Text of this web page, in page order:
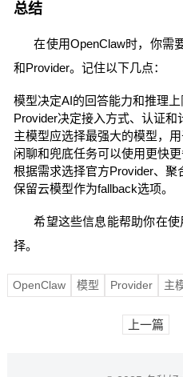
总结
在使用OpenClaw时，你需
和Provider。记住以下几点：
模型决定AI的回答能力和推理上
Provider决定接入方式、认证和
主模型应选择最强大的模型，用
闲聊和兜底任务可以使用更快更
根据需求选择官方Provider、聚
保留云模型作为fallback选项。
希望这些信息能帮助你在使
择。
OpenClaw 模型 Provider 主
上一篇